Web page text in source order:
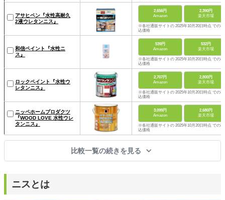
アサヒペン『水性高耐久
2液ウレタンニス』
2,656円
Amazon
2,390円
楽天市場
※各社通販サイトの 2025年10月20日時点 での税
込価格
和信ペイント『水性ニ
ス』
539円
Amazon
532円
楽天市場
※各社通販サイトの 2025年10月20日時点 での税
込価格
ロックペイント『水性ウ
レタンニス』
2,707円
Amazon
2,800円
楽天市場
※各社通販サイトの 2025年10月20日時点 での税
込価格
ニッペホームプロダクツ
『WOOD LOVE 水性ウレ
タンニス』
3,099円
Amazon
2,680円
楽天市場
※各社通販サイトの 2025年10月20日時点 での税
込価格
比較一覧の続きを見る
ニスとは